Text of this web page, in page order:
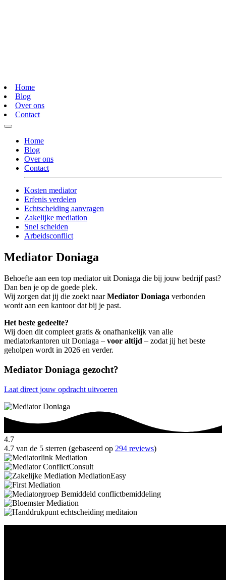
Home
Blog
Over ons
Contact
Home
Blog
Over ons
Contact
Kosten mediator
Erfenis verdelen
Echtscheiding aanvragen
Zakelijke mediation
Snel scheiden
Arbeidsconflict
Mediator Doniaga
Behoefte aan een top mediator uit Doniaga die bij jouw bedrijf past?
Dan ben je op de goede plek.
Wij zorgen dat jij die zoekt naarMediator Doniaga verbonden
wordt aan een kantoor dat bij je past.
Het beste gedeelte?
Wij doen dit compleet gratis & onafhankelijk van alle
mediatorkantoren uit Doniaga – voor altijd – zodat jij het beste
geholpen wordt in 2026 en verder.
Mediator Doniaga gezocht?
Laat direct jouw opdracht uitvoeren
4.7
4.7 van de 5 sterren (gebaseerd op 294 reviews)